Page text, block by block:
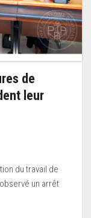
de
leur
du travail de
un arrêt